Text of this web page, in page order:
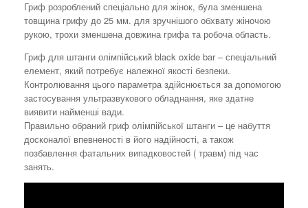
Гриф розроблений спеціально для жінок, була зменшена
товщина грифу до 25 мм. для зручнішого обхвату жіночою
рукою, трохи зменшена довжина грифа та робоча область.
Гриф для штанги олімпійський black oxide bar – спеціальний
елемент, який потребує належної якості безпеки.
Контролювання цього параметра здійснюється за допомогою
застосування ультразвукового обладнання, яке здатне
виявити найменші вади.
Правильно обраний гриф олімпійської штанги – це набуття
досконалої впевненості в його надійності, а також
позбавлення фатальних випадковостей ( травм) під час
занять.